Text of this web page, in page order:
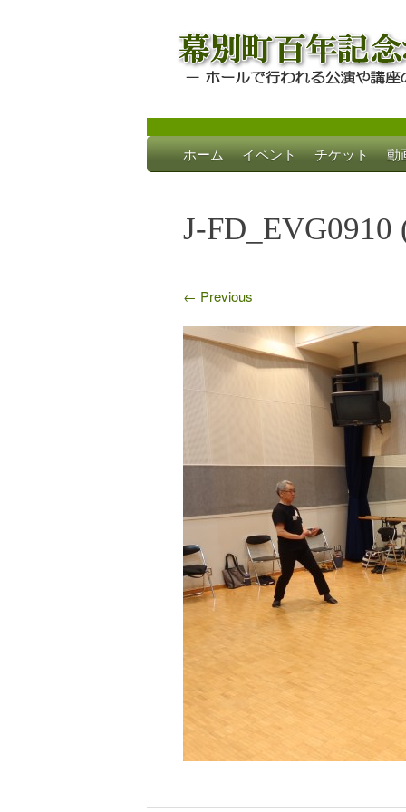
幕別町百年記
ホールで行われる公演や講座のご案内
Skip
to
ホーム イベント チケット 動
J-FD_EVG0910
← Previous